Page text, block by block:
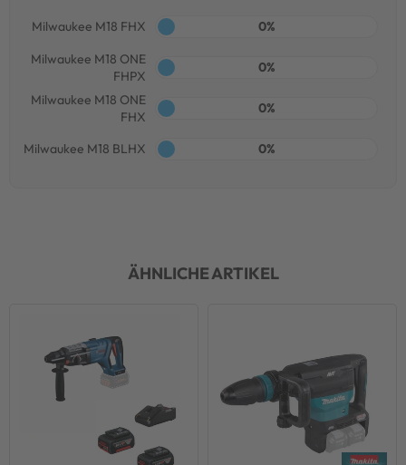
Milwaukee M18 FHX
0%
Milwaukee M18 ONE
FHPX
0%
Milwaukee M18 ONE
FHX
0%
Milwaukee M18 BLHX 0%
ÄHNLICHE ARTIKEL